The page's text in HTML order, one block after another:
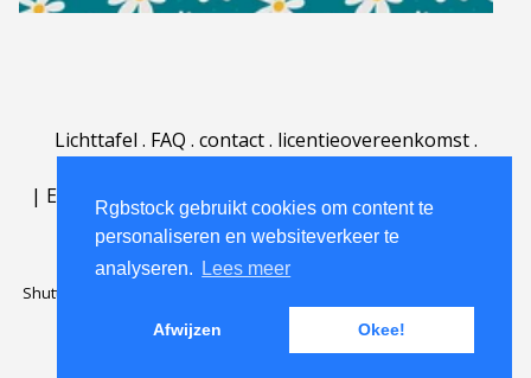
Rgbstock gebruikt cookies om content te
personaliseren en websiteverkeer te
analyseren.
Lees meer
Afwijzen Okee!
Lichttafel . FAQ . contact. licentieovereenkomst.
| English | Deutsch Español | Português
Nederlands|
Shutterstock official partner of Rgbstock
Rgbstock